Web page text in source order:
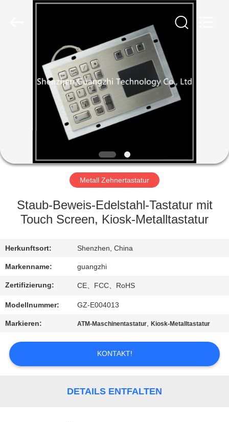
PRODUKTE
FABRIK-
AUSFLUG
QUALITÄTSKONTROLLE
TRETEN
SIE
MIT
UNS
FORDERN
Metall Zehnertastatur
Staub-Beweis-Edelstahl-Tastatur mit
Touch Screen, Kiosk-Metalltastatur
Herkunftsort: Shenzhen, China
Markenname: guangzhi
Zertifizierung: CE、FCC、RoHS
Modellnummer: GZ-E004013
Markieren: ATM-Maschinentastatur,Kiosk-Metalltastatur
KONTAKT!
DETAILS ENTFALTEN